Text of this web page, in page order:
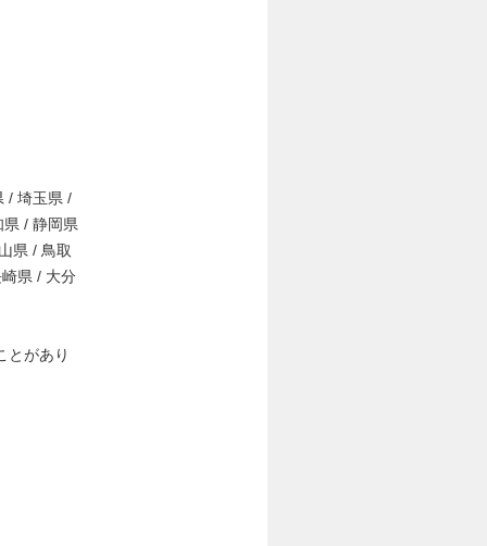
/ 埼玉県 /
/ 静岡県
県 / 鳥取
県 / 大分
とがあり